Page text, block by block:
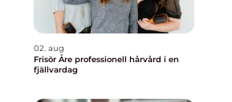
02. aug
Frisör Åre professionell hårvård i en
fjällvardag